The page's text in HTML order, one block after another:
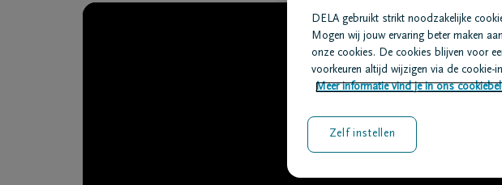
DELA gebruikt strikt noodzakelijke
Mogen wij jouw ervaring beter maken
onze cookies. De cookies blijven voor
voorkeuren altijd wijzigen via de cookie-
Meer informatie vind je in ons
Zelf instellen